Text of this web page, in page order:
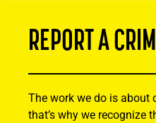
REPORT A
The work we do is about
that’s why we recognize